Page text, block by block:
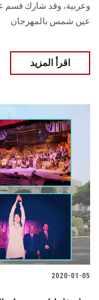
وعربية، وقد شارك قسم
عين شمس بالمهرجان
اقرأ المزيد
2020-01-05